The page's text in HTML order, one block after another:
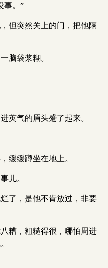
事。”
但突然关上的门，把他隔
脑袋浆糊。
英气的眉头蹙了起来。
缓缓蹲坐在地上。
儿。
了，是他不肯放过，非要
糟，粗糙得很，哪怕周进